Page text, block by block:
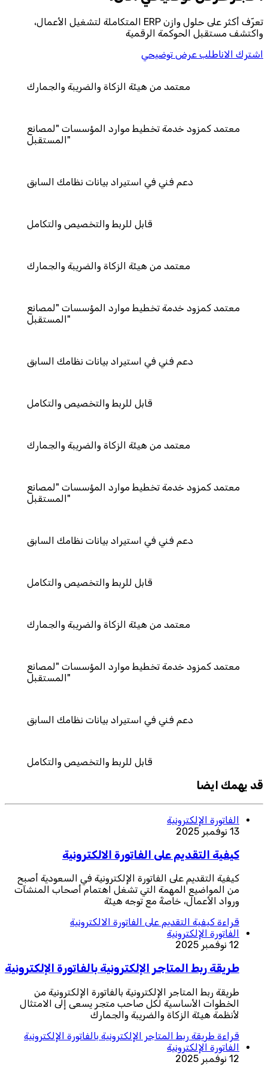
تعرّف أكثر على حلول وازن ERP المتكاملة لتشغيل الأعمال،
واكتشف مستقبل الحوكمة الرقمية
اشترك الاناطلب عرض توضيحي
من هيئة الزكاة والضريبة والجمارك
تخطيط موارد المؤسسات "لمصانع
في استيراد بيانات نظامك السابق
قابل للربط والتخصيص والتكامل
من هيئة الزكاة والضريبة والجمارك
تخطيط موارد المؤسسات "لمصانع
في استيراد بيانات نظامك السابق
قابل للربط والتخصيص والتكامل
من هيئة الزكاة والضريبة والجمارك
تخطيط موارد المؤسسات "لمصانع
في استيراد بيانات نظامك السابق
قابل للربط والتخصيص والتكامل
من هيئة الزكاة والضريبة والجمارك
تخطيط موارد المؤسسات "لمصانع
في استيراد بيانات نظامك السابق
قابل للربط والتخصيص والتكامل
قد يهمك ايضا
الفاتورة الإلكترونية
13 نوفمبر 2025
كيفية التقديم على الفاتورة الالكترونية
كيفية التقديم على الفاتورة الإلكترونية في السعودية أصبح
من المواضيع المهمة التي تشغل اهتمام أصحاب المنشآت
ورواد الأعمال، خاصةً مع توجه هيئة
قراءة كيفية التقديم على الفاتورة الالكترونية
الفاتورة الإلكترونية
12 نوفمبر 2025
طريقة ربط المتاجر الإلكترونية بالفاتورة الإلكترونية
طريقة ربط المتاجر الإلكترونية بالفاتورة الإلكترونية من
الخطوات الأساسية لكل صاحب متجر يسعى إلى الامتثال
لأنظمة هيئة الزكاة والضريبة والجمارك
قراءة طريقة ربط المتاجر الإلكترونية بالفاتورة الإلكترونية
الفاتورة الإلكترونية
12 نوفمبر 2025